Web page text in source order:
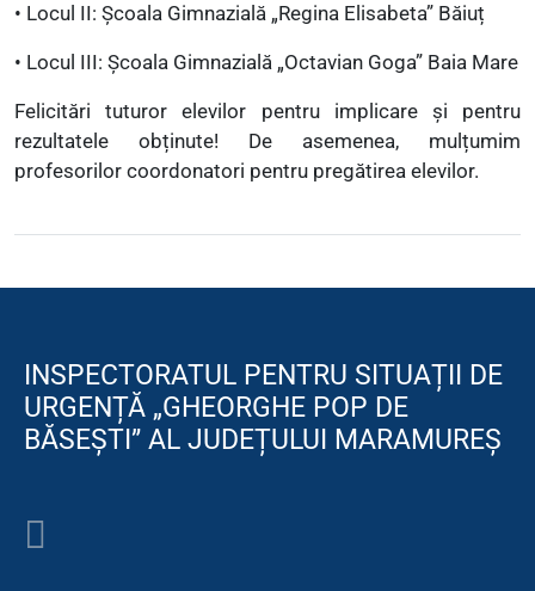
• Locul II: Școala Gimnazială „Regina Elisabeta” Băiuț
• Locul III: Școala Gimnazială „Octavian Goga” Baia Mare
Felicitări tuturor elevilor pentru implicare și pentru
rezultatele obținute! De asemenea, mulțumim
profesorilor coordonatori pentru pregătirea elevilor.
INSPECTORATUL PENTRU SITUAȚII DE
URGENȚĂ „GHEORGHE POP DE
BĂSEȘTI” AL JUDEȚULUI MARAMUREȘ